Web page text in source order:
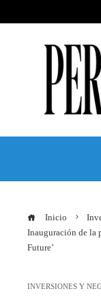
Inicio
Inauguración de la
Future’
INVERSIONES Y